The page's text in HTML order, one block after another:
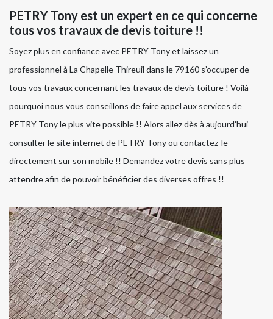
PETRY Tony est un expert en ce qui concerne
tous vos travaux de devis toiture !!
Soyez plus en confiance avec PETRY Tony et laissez un
professionnel à La Chapelle Thireuil dans le 79160 s’occuper de
tous vos travaux concernant les travaux de devis toiture ! Voilà
pourquoi nous vous conseillons de faire appel aux services de
PETRY Tony le plus vite possible !! Alors allez dès à aujourd’hui
consulter le site internet de PETRY Tony ou contactez-le
directement sur son mobile !! Demandez votre devis sans plus
attendre afin de pouvoir bénéficier des diverses offres !!